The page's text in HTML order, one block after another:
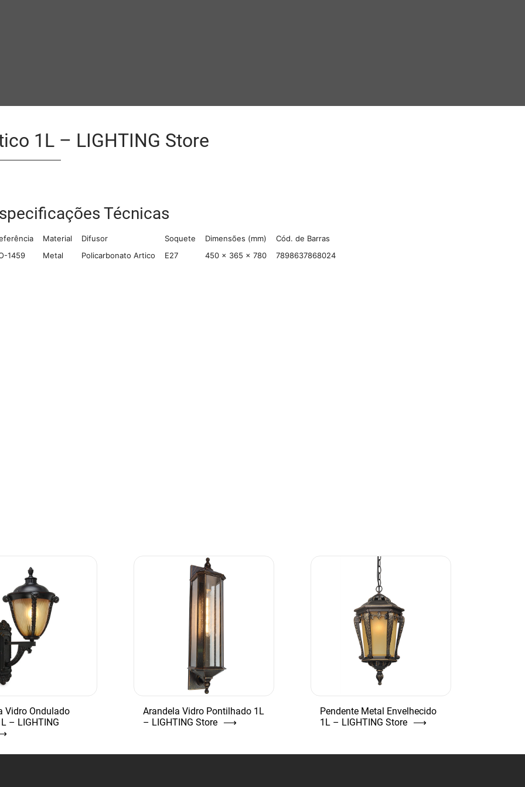
1L – LIGHTING Store
Técnicas
Material Difusor Soquete Dimensões (mm)
Cód. de Barras
1459
Metal Policarbonato Artico E27 450 × 365 × 780 7898637868024
Vidro Ondulado
– LIGHTING
Arandela Vidro Pontilhado 1L
– LIGHTING Store ⟶
Pendente Metal Envelhecido
1L – LIGHTING Store ⟶